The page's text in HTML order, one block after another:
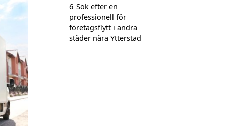
6 Sök efter en
professionell för
företagsflytt i andra
städer nära Ytterstad